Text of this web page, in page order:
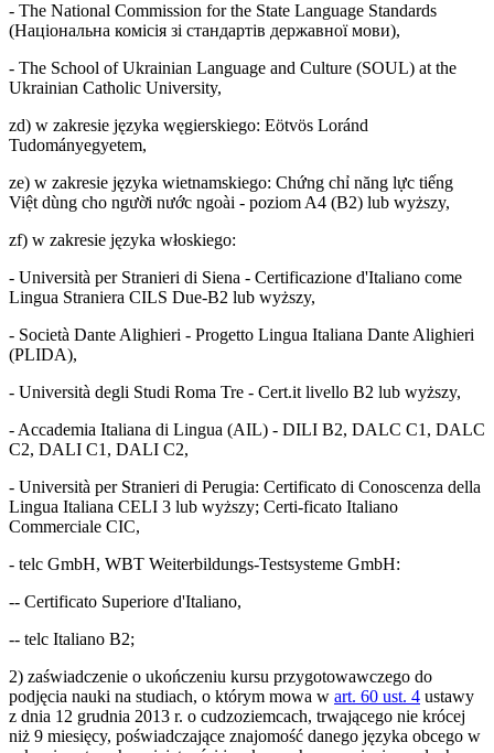
- The National Commission for the State Language Standards
(Національна комісія зі стандартів державної мови),
- The School of Ukrainian Language and Culture (SOUL) at the
Ukrainian Catholic University,
zd) w zakresie języka węgierskiego: Eötvös Loránd
Tudományegyetem,
ze) w zakresie języka wietnamskiego: Chứng chỉ năng lực tiếng
Việt dùng cho người nước ngoài - poziom A4 (B2) lub wyższy,
zf) w zakresie języka włoskiego:
- Università per Stranieri di Siena - Certificazione d'Italiano come
Lingua Straniera CILS Due-B2 lub wyższy,
- Società Dante Alighieri - Progetto Lingua Italiana Dante Alighieri
(PLIDA),
- Università degli Studi Roma Tre - Cert.it livello B2 lub wyższy,
- Accademia Italiana di Lingua (AIL) - DILI B2, DALC C1, DALC
C2, DALI C1, DALI C2,
- Università per Stranieri di Perugia: Certificato di Conoscenza della
Lingua Italiana CELI 3 lub wyższy; Certi-ficato Italiano
Commerciale CIC,
- telc GmbH, WBT Weiterbildungs-Testsysteme GmbH:
-- Certificato Superiore d'Italiano,
-- telc Italiano B2;
2) zaświadczenie o ukończeniu kursu przygotowawczego do
podjęcia nauki na studiach, o którym mowa w art. 60 ust. 4 ustawy
z dnia 12 grudnia 2013 r. o cudzoziemcach, trwającego nie krócej
niż 9 miesięcy, poświadczające znajomość danego języka obcego w